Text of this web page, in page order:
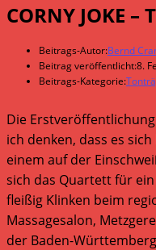
CORNY JOKE
Beitrags-Autor:Bernd
Beitrag veröffentlicht:8.
Beitrags-Kategorie:
Die
ich denken, dass es
einem auf der
sich das Quartett für
fleißig Klinken beim
Massagesalon,
der Baden-